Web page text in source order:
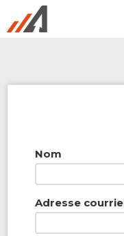
Rechercher à
Services
Nom
Adresse